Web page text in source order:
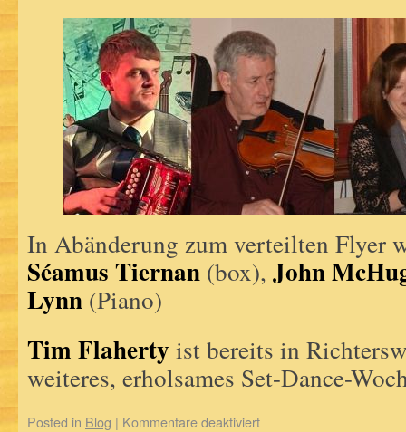
In Abänderung zum verteilten Flyer
Séamus Tiernan (box), John
Lynn (Piano)
Tim Flaherty ist bereits in
weiteres, erholsames Set-Dance-
Posted in Blog | Kommentare deaktiviert